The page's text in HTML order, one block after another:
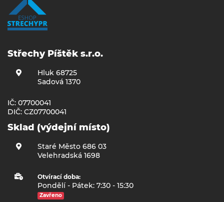
Střechy Píštěk s.r.o.
Hluk 68725
Sadová 1370
IČ: 07700041
DIČ: CZ07700041
Sklad (výdejní místo)
Staré Město 686 03
Velehradská 1698
Otvírací doba:
Pondělí - Pátek: 7:30 - 15:30
Zavřeno